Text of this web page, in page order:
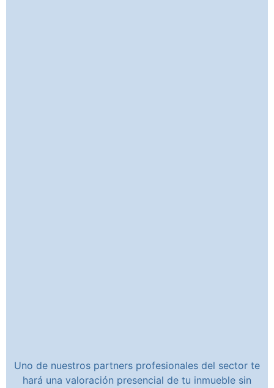
Uno de nuestros partners profesionales del sector te
hará una valoración presencial de tu inmueble sin